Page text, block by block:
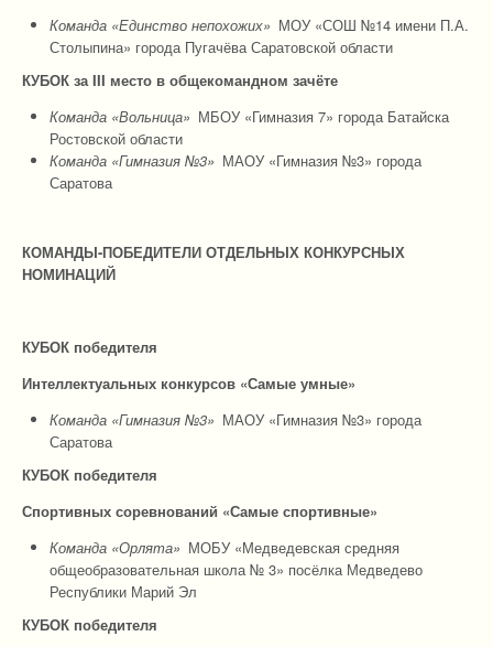
Команда «Единство непохожих» МОУ «СОШ №14 имени П.А.
Столыпина» города Пугачёва Саратовской области
КУБОК за III место в общекомандном зачёте
Команда «Вольница» МБОУ «Гимназия 7» города Батайска
Ростовской области
Команда «Гимназия №3» МАОУ «Гимназия №3» города
Саратова
КОМАНДЫ-ПОБЕДИТЕЛИ ОТДЕЛЬНЫХ КОНКУРСНЫХ
НОМИНАЦИЙ
КУБОК победителя
Интеллектуальных конкурсов «Самые умные»
Команда «Гимназия №3» МАОУ «Гимназия №3» города
Саратова
КУБОК победителя
Спортивных соревнований «Самые спортивные»
Команда «Орлята» МОБУ «Медведевская средняя
общеобразовательная школа № 3» посёлка Медведево
Республики Марий Эл
КУБОК победителя